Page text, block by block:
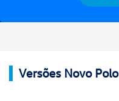
Versões Novo Polo